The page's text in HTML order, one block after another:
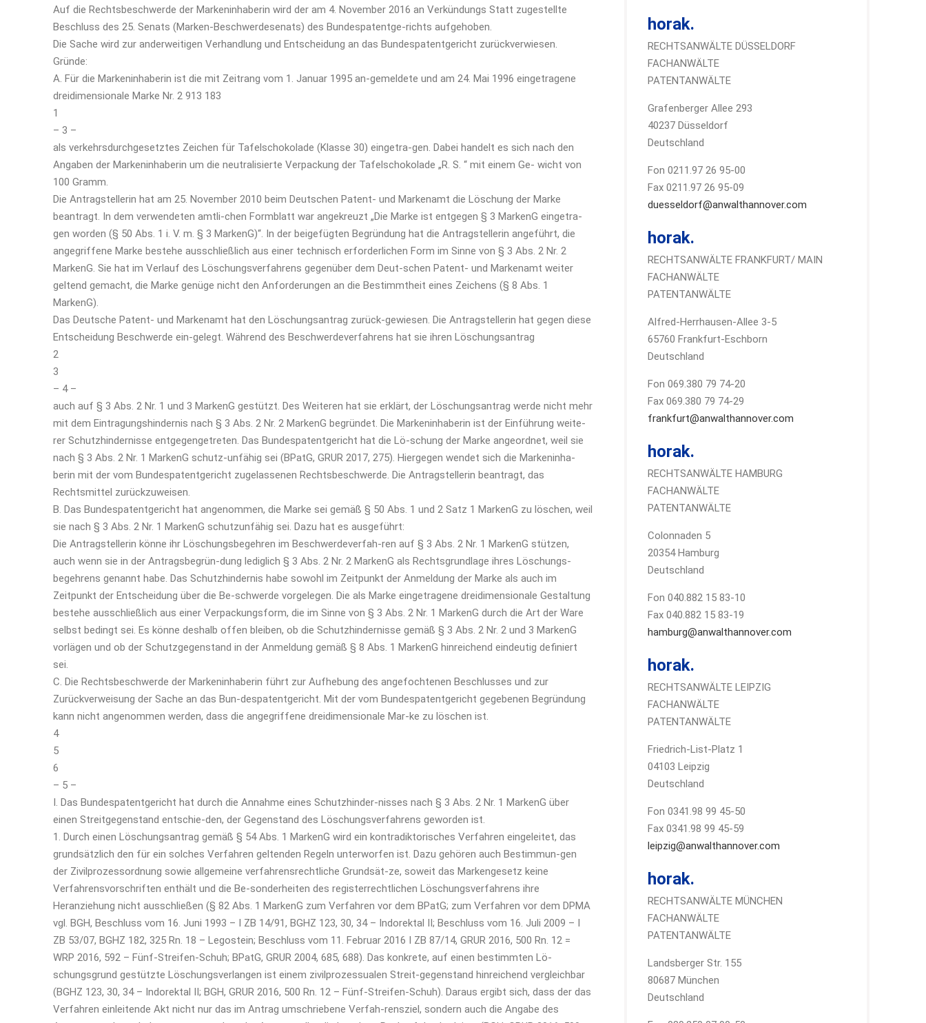
Auf die Rechtsbeschwerde der Markeninhaberin wird der am 4. November 2016 an Verkündungs Statt zugestellte
Beschluss des 25. Senats (Marken-Beschwerdesenats) des Bundespatentge-richts aufgehoben.
Die Sache wird zur anderweitigen Verhandlung und Entscheidung an das Bundespatentgericht zurückverwiesen.
Gründe:
A. Für die Markeninhaberin ist die mit Zeitrang vom 1. Januar 1995 an-gemeldete und am 24. Mai 1996 eingetragene
dreidimensionale Marke Nr. 2 913 183
1
– 3 –
als verkehrsdurchgesetztes Zeichen für Tafelschokolade (Klasse 30) eingetra-gen. Dabei handelt es sich nach den
Angaben der Markeninhaberin um die neutralisierte Verpackung der Tafelschokolade „R. S. “ mit einem Ge- wicht von
100 Gramm.
Die Antragstellerin hat am 25. November 2010 beim Deutschen Patent- und Markenamt die Löschung der Marke
beantragt. In dem verwendeten amtli-chen Formblatt war angekreuzt „Die Marke ist entgegen § 3 MarkenG eingetra-
gen worden (§ 50 Abs. 1 i. V. m. § 3 MarkenG)“. In der beigefügten Begründung hat die Antragstellerin angeführt, die
angegriffene Marke bestehe ausschließlich aus einer technisch erforderlichen Form im Sinne von § 3 Abs. 2 Nr. 2
MarkenG. Sie hat im Verlauf des Löschungsverfahrens gegenüber dem Deut-schen Patent- und Markenamt weiter
geltend gemacht, die Marke genüge nicht den Anforderungen an die Bestimmtheit eines Zeichens (§ 8 Abs. 1
MarkenG).
Das Deutsche Patent- und Markenamt hat den Löschungsantrag zurück-gewiesen. Die Antragstellerin hat gegen diese
Entscheidung Beschwerde ein-gelegt. Während des Beschwerdeverfahrens hat sie ihren Löschungsantrag
2
3
– 4 –
auch auf § 3 Abs. 2 Nr. 1 und 3 MarkenG gestützt. Des Weiteren hat sie erklärt, der Löschungsantrag werde nicht mehr
mit dem Eintragungshindernis nach § 3 Abs. 2 Nr. 2 MarkenG begründet. Die Markeninhaberin ist der Einführung weite-
rer Schutzhindernisse entgegengetreten. Das Bundespatentgericht hat die Lö-schung der Marke angeordnet, weil sie
nach § 3 Abs. 2 Nr. 1 MarkenG schutz-unfähig sei (BPatG, GRUR 2017, 275). Hiergegen wendet sich die Markeninha-
berin mit der vom Bundespatentgericht zugelassenen Rechtsbeschwerde. Die Antragstellerin beantragt, das
Rechtsmittel zurückzuweisen.
B. Das Bundespatentgericht hat angenommen, die Marke sei gemäß § 50 Abs. 1 und 2 Satz 1 MarkenG zu löschen, weil
sie nach § 3 Abs. 2 Nr. 1 MarkenG schutzunfähig sei. Dazu hat es ausgeführt:
Die Antragstellerin könne ihr Löschungsbegehren im Beschwerdeverfah-ren auf § 3 Abs. 2 Nr. 1 MarkenG stützen,
auch wenn sie in der Antragsbegrün-dung lediglich § 3 Abs. 2 Nr. 2 MarkenG als Rechtsgrundlage ihres Löschungs-
begehrens genannt habe. Das Schutzhindernis habe sowohl im Zeitpunkt der Anmeldung der Marke als auch im
Zeitpunkt der Entscheidung über die Be-schwerde vorgelegen. Die als Marke eingetragene dreidimensionale Gestaltung
bestehe ausschließlich aus einer Verpackungsform, die im Sinne von § 3 Abs. 2 Nr. 1 MarkenG durch die Art der Ware
selbst bedingt sei. Es könne deshalb offen bleiben, ob die Schutzhindernisse gemäß § 3 Abs. 2 Nr. 2 und 3 MarkenG
vorlägen und ob der Schutzgegenstand in der Anmeldung gemäß § 8 Abs. 1 MarkenG hinreichend eindeutig definiert
sei.
C. Die Rechtsbeschwerde der Markeninhaberin führt zur Aufhebung des angefochtenen Beschlusses und zur
Zurückverweisung der Sache an das Bun-despatentgericht. Mit der vom Bundespatentgericht gegebenen Begründung
kann nicht angenommen werden, dass die angegriffene dreidimensionale Mar-ke zu löschen ist.
4
5
6
– 5 –
I. Das Bundespatentgericht hat durch die Annahme eines Schutzhinder-nisses nach § 3 Abs. 2 Nr. 1 MarkenG über
einen Streitgegenstand entschie-den, der Gegenstand des Löschungsverfahrens geworden ist.
1. Durch einen Löschungsantrag gemäß § 54 Abs. 1 MarkenG wird ein kontradiktorisches Verfahren eingeleitet, das
grundsätzlich den für ein solches Verfahren geltenden Regeln unterworfen ist. Dazu gehören auch Bestimmun-gen
der Zivilprozessordnung sowie allgemeine verfahrensrechtliche Grundsät-ze, soweit das Markengesetz keine
Verfahrensvorschriften enthält und die Be-sonderheiten des registerrechtlichen Löschungsverfahrens ihre
Heranziehung nicht ausschließen (§ 82 Abs. 1 MarkenG zum Verfahren vor dem BPatG; zum Verfahren vor dem DPMA
vgl. BGH, Beschluss vom 16. Juni 1993 – I ZB 14/91, BGHZ 123, 30, 34 – Indorektal II; Beschluss vom 16. Juli 2009 – I
ZB 53/07, BGHZ 182, 325 Rn. 18 – Legostein; Beschluss vom 11. Februar 2016 I ZB 87/14, GRUR 2016, 500 Rn. 12 =
WRP 2016, 592 – Fünf-Streifen-Schuh; BPatG, GRUR 2004, 685, 688). Das konkrete, auf einen bestimmten Lö-
schungsgrund gestützte Löschungsverlangen ist einem zivilprozessualen Streit-gegenstand hinreichend vergleichbar
(BGHZ 123, 30, 34 – Indorektal II; BGH, GRUR 2016, 500 Rn. 12 – Fünf-Streifen-Schuh). Daraus ergibt sich, dass der das
Verfahren einleitende Akt nicht nur das im Antrag umschriebene Verfah-rensziel, sondern auch die Angabe des
horak.
RECHTSANWÄLTE DÜSSELDORF
FACHANWÄLTE
PATENTANWÄLTE
Grafenberger Allee 293
40237 Düsseldorf
Deutschland
Fon 0211.97 26 95-00
Fax 0211.97 26 95-09
duesseldorf@anwalthannover.com
horak.
RECHTSANWÄLTE FRANKFURT/ MAIN
FACHANWÄLTE
PATENTANWÄLTE
Alfred-Herrhausen-Allee 3-5
65760 Frankfurt-Eschborn
Deutschland
Fon 069.380 79 74-20
Fax 069.380 79 74-29
frankfurt@anwalthannover.com
horak.
RECHTSANWÄLTE HAMBURG
FACHANWÄLTE
PATENTANWÄLTE
Colonnaden 5
20354 Hamburg
Deutschland
Fon 040.882 15 83-10
Fax 040.882 15 83-19
hamburg@anwalthannover.com
horak.
RECHTSANWÄLTE LEIPZIG
FACHANWÄLTE
PATENTANWÄLTE
Friedrich-List-Platz 1
04103 Leipzig
Deutschland
Fon 0341.98 99 45-50
Fax 0341.98 99 45-59
leipzig@anwalthannover.com
horak.
RECHTSANWÄLTE MÜNCHEN
FACHANWÄLTE
PATENTANWÄLTE
Landsberger Str. 155
80687 München
Deutschland